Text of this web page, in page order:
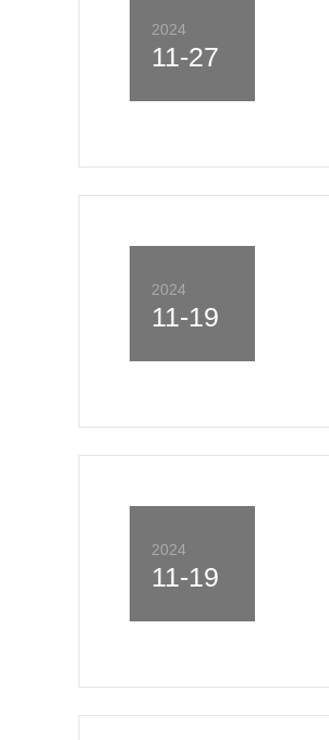
2024
11-27
2024
11-19
2024
11-19